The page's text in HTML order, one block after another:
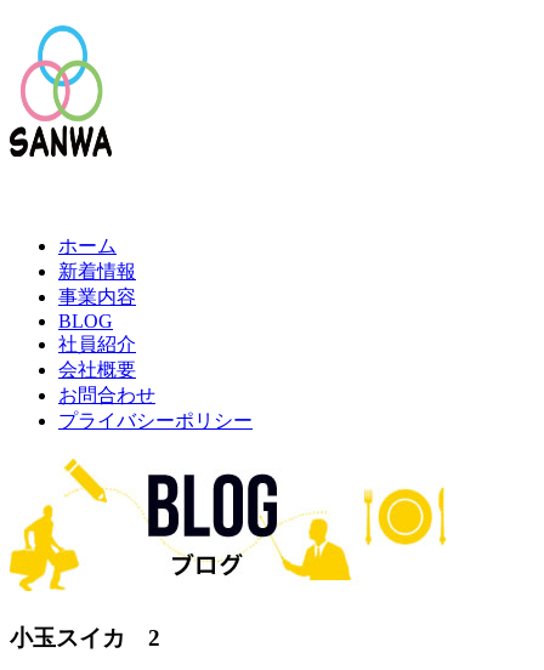
ホーム
新着情報
事業内容
BLOG
社員紹介
会社概要
お問合わせ
プライバシーポリシー
小玉スイカ 2